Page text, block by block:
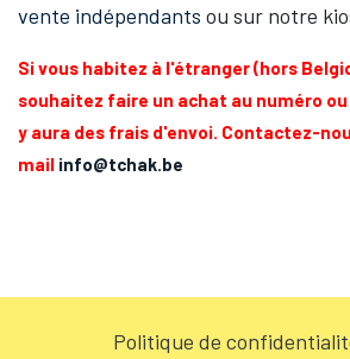
vente indépendants ou sur notre
Si vous habitez à l'étranger (hors
souhaitez faire un achat au numéro
y aura des frais d'envoi. Contactez-
mail info@tchak.be
Politique de